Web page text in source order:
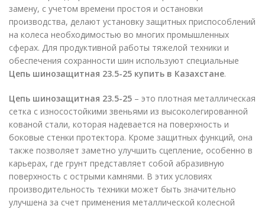
замену, с учетом времени простоя и остановки
производства, делают установку защитных приспособлений
на колеса необходимостью во многих промышленных
сферах. Для продуктивной работы тяжелой техники и
обеспечения сохранности шин используют специальные
Цепь шинозащитная 23.5-25 купить в Казахстане.
Цепь шинозащитная 23.5-25 – это плотная металлическая
сетка с износостойкими звеньями из высоколегированной
кованой стали, которая надевается на поверхность и
боковые стенки протектора. Кроме защитных функций, она
также позволяет заметно улучшить сцепление, особенно в
карьерах, где грунт представляет собой абразивную
поверхность с острыми камнями. В этих условиях
производительность техники может быть значительно
улучшена за счет применения металлической колесной